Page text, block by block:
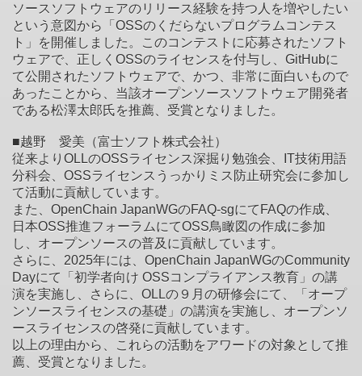
ソースソフトウェアのリリース経験を持つ人を増やしたい
という意図から「OSSのくだらないプログラムコンテス
ト」を開催しました。このコンテストに応募されたソフト
ウェアで、正しくOSSのライセンスを付与し、GitHubに
て公開されたソフトウェアで、かつ、非常に面白いもので
あったことから、当該オープンソースソフトウェア開発者
である松澤太郎氏を推薦、受賞となりました。
■越野 愛美（富士ソフト株式会社）
従来よりOLLのOSSライセンス深掘り勉強会、IT技術用語
分科会、OSSライセンスうっかりミス防止研究会に参加し
て活動に貢献しています。
また、OpenChain JapanWGのFAQ-sgにてFAQの作成、
日本OSS推進フォーラムにてOSS鳥瞰図の作成に参加
し、オープンソースの普及に貢献しています。
さらに、2025年には、OpenChain JapanWGのCommunity
Dayにて「初学者向け OSSコンプライアンス教育」の講
演を実施し、さらに、OLLの９月の研修会にて、「オープ
ンソースライセンスの基礎」の講演を実施し、オープンソ
ースライセンスの啓発に貢献しています。
以上の理由から、これらの活動をアワードの対象として推
薦、受賞となりました。